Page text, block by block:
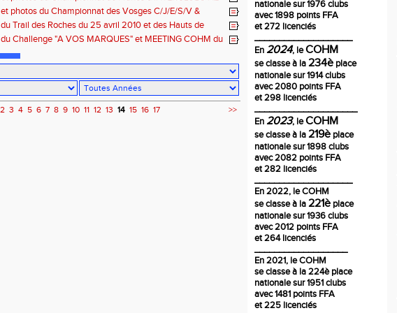
2010 à Thaon-les-Vosges
photos du Championnat des Vosges C/J/E/S/V &
samedi 1er mai à Thaon-les-Vosges
Trail des Roches du 25 avril 2010 et des Hauts de
Challenge "A VOS MARQUES" et MEETING COHM du
2 3 4 5 6 7 8 9 10 11 12 13 14 15 16 17 >>
nationale sur 1976 clubs
avec 1898 points FFA
et 272 licenciés
____________________
En2024, leCOHM
se classe à la234è place
nationale sur 1914 clubs
avec 2080 points FFA
et 298 licenciés
_____________________
En2023, leCOHM
se classe à la219è place
nationale sur 1898 clubs
avec 2082 points FFA
et 282 licenciés
____________________
En2022, le COHM
se classe à la221è place
nationale sur 1936 clubs
avec 2012 points FFA
et 264 licenciés
___________________
En 2021, le COHM
se classe à la224èplace
nationale sur 1951 clubs
avec 1481 points FFA
et 225 licenciés